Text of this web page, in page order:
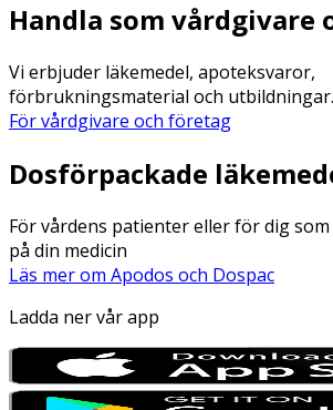
Handla som vårdgivare
Vi erbjuder läkemedel, apoteksvaror,
förbrukningsmaterial och utbildningar.
För vårdgivare och företag
Dosförpackade
För vårdens patienter eller för dig
på din medicin
Läs mer om Apodos och Dospac
Ladda ner vår app